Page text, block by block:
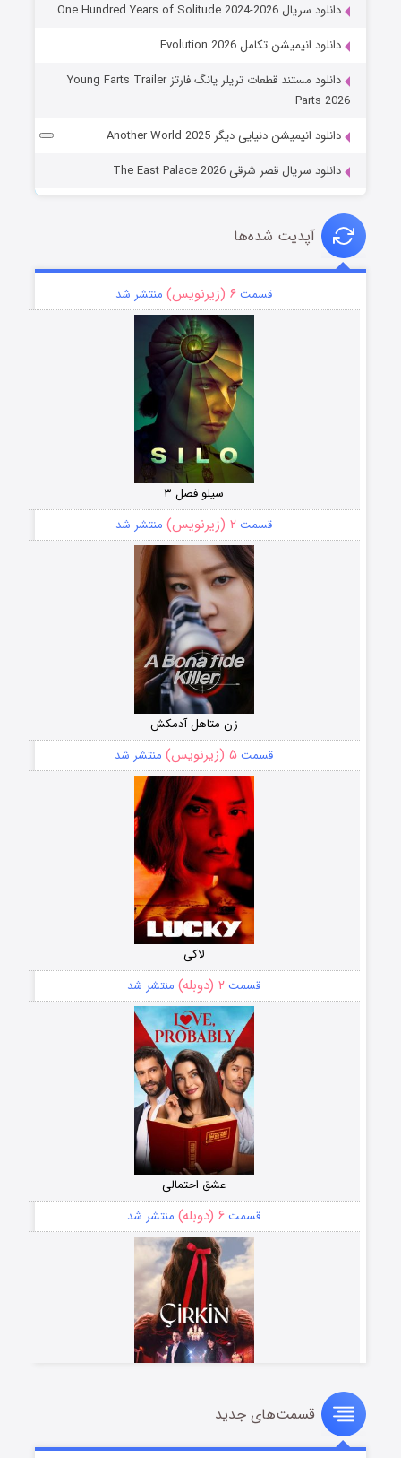
دانلود سریال One Hundred Years of Solitude 2024-2026
دانلود انیمیشن تکامل Evolution 2026
دانلود مستند قطعات تریلر یانگ فارتز Young Farts Trailer
Parts 2026
دانلود انیمیشن دنیایی دیگر Another World 2025
دانلود سریال قصر شرقی The East Palace 2026
آپدیت شده‌ها
قسمت ۶ (زیرنویس) منتشر شد
سیلو فصل ۳
قسمت ۲ (زیرنویس) منتشر شد
زن متاهل آدمکش
قسمت ۵ (زیرنویس) منتشر شد
لاکی
قسمت ۲ (دوبله) منتشر شد
عشق احتمالی
قسمت ۶ (دوبله) منتشر شد
سریال زشت
قسمت۵ (زیرنویس) منتشر شد
قسمت‌های جدید